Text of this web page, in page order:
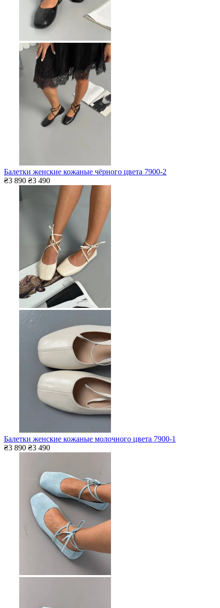
Балетки женские кожаные чёрного цвета 7900-2
₴3 890 ₴3 490
Балетки женские кожаные молочного цвета 7900-1
₴3 890 ₴3 490